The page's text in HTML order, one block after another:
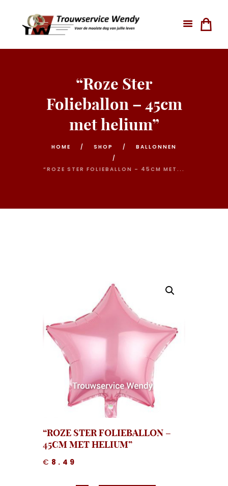
“Roze Ster
Folieballon – 45cm
met helium”
HOME SHOP BALLONNEN
“ROZE STER FOLIEBALLON – 45CM MET...
“ROZE STER FOLIEBALLON –
45CM MET HELIUM”
€ 8.49